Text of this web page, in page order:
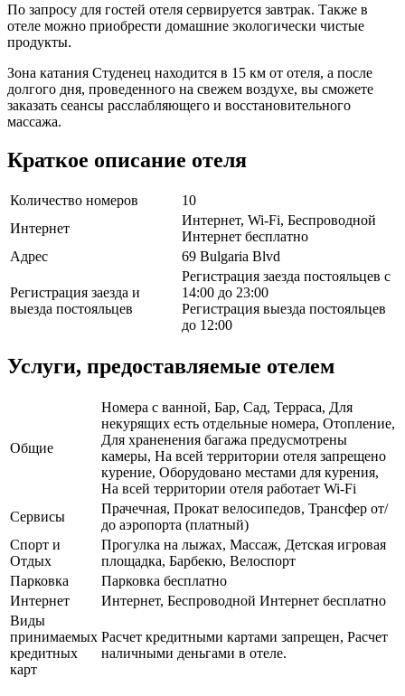
По запросу для гостей отеля сервируется завтрак. Также в
отеле можно приобрести домашние экологически чистые
продукты.
Зона катания Студенец находится в 15 км от отеля, а после
долгого дня, проведенного на свежем воздухе, вы сможете
заказать сеансы расслабляющего и восстановительного
массажа.
Краткое описание отеля
Количество номеров
10
Интернет
Интернет, Wi-Fi, Беспроводной
Интернет бесплатно
Адрес
69 Bulgaria Blvd
Регистрация заезда и
выезда постояльцев
Регистрация заезда постояльцев с
14:00 до 23:00
Регистрация выезда постояльцев
до 12:00
Услуги, предоставляемые отелем
Общие
Номера с ванной, Бар, Сад, Терраса, Для
некурящих есть отдельные номера, Отопление,
Для храненения багажа предусмотрены
камеры, На всей территории отеля запрещено
курение, Оборудовано местами для курения,
На всей территории отеля работает Wi-Fi
Сервисы
Прачечная, Прокат велосипедов, Трансфер от/
до аэропорта (платный)
Спорт и
Отдых
Прогулка на лыжах, Массаж, Детская игровая
площадка, Барбекю, Велоспорт
Парковка
Парковка бесплатно
Интернет
Интернет, Беспроводной Интернет бесплатно
Виды
принимаемых
кредитных
карт
Расчет кредитными картами запрещен, Расчет
наличными деньгами в отеле.